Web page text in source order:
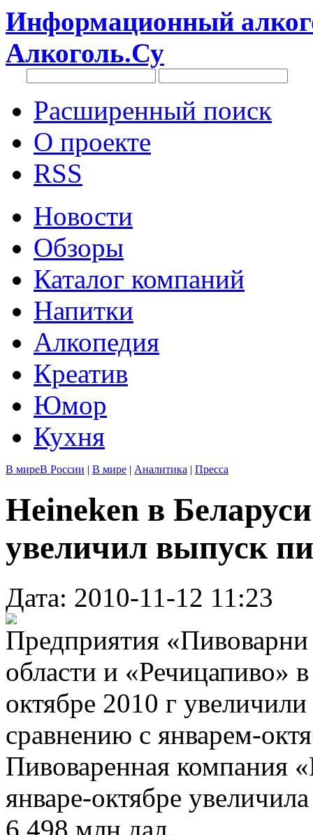
Информационный
Алкоголь.Су
Расширенный поиск
О проекте
RSS
Новости
Обзоры
Каталог компаний
Напитки
Алкопедия
Креатив
Юмор
Кухня
В миреВ России | В мире | Аналитика | Пресса
Heineken в
увеличил выпуск
Дата: 2010-11-12 11:23
Предприятия
области и «Речицапиво»
октябре 2010 г
сравнению с январем-
Пивоваренная компания
январе-октябре
6,498 млн дал.